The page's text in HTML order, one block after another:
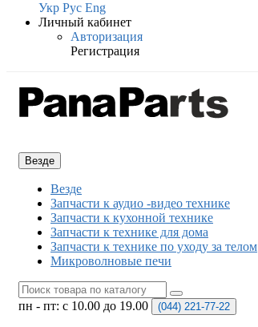
Укр Рус Eng
Личный кабинет
Авторизация
Регистрация
Везде
Везде
Запчасти к аудио -видео технике
Запчасти к кухонной технике
Запчасти к технике для дома
Запчасти к технике по уходу за телом
Микроволновые печи
пн - пт: с 10.00 до 19.00 (044) 221-77-22